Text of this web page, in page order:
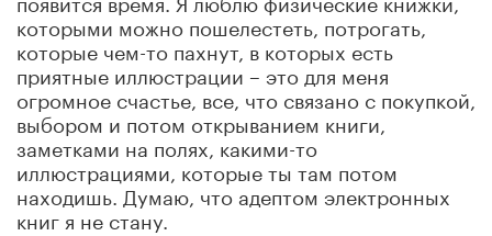
которыми можно пошелестеть, потрогать,
которые чем-то пахнут, в которых есть
приятные иллюстрации – это для меня
огромное счастье, все, что связано с покупкой,
выбором и потом открыванием книги,
заметками на полях, какими-то
иллюстрациями, которые ты там потом
находишь. Думаю, что адептом электронных
книг я не стану.